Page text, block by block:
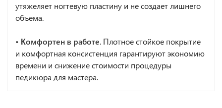
утяжеляет ногтевую пластину и не создает лишнего
объема.
• Комфортен в работе. Плотное стойкое покрытие
и комфортная консистенция гарантируют экономию
времени и снижение стоимости процедуры
педикюра для мастера.